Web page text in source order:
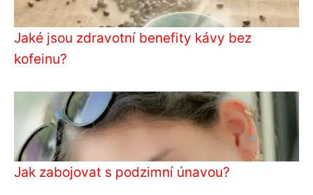
Jaké jsou zdravotní benefity kávy bez
kofeinu?
Jak zabojovat s podzimní únavou?